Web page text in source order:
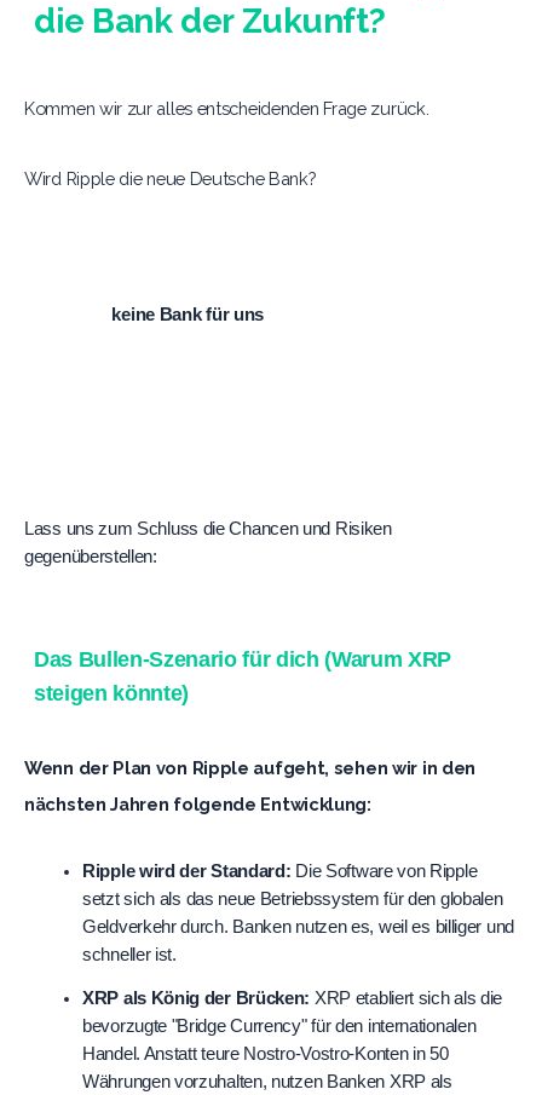
die Bank der Zukunft?
Kommen wir zur alles entscheidenden Frage zurück.
Wird Ripple die neue Deutsche Bank?
keine Bank für uns
Lass uns zum Schluss die Chancen und Risiken
gegenüberstellen:
Das Bullen-Szenario für dich (Warum XRP
steigen könnte)
Wenn der Plan von Ripple aufgeht, sehen wir in den
nächsten Jahren folgende Entwicklung:
Ripple wird der Standard: Die Software von Ripple
setzt sich als das neue Betriebssystem für den globalen
Geldverkehr durch. Banken nutzen es, weil es billiger und
schneller ist.
XRP als König der Brücken: XRP etabliert sich als die
bevorzugte "Bridge Currency" für den internationalen
Handel. Anstatt teure Nostro-Vostro-Konten in 50
Währungen vorzuhalten, nutzen Banken XRP als